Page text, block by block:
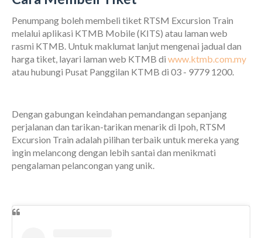
Penumpang boleh membeli tiket RTSM Excursion Train
melalui aplikasi KTMB Mobile (KITS) atau laman web
rasmi KTMB. Untuk maklumat lanjut mengenai jadual dan
harga tiket, layari laman web KTMB di www.ktmb.com.my
atau hubungi Pusat Panggilan KTMB di 03 - 9779 1200.
Dengan gabungan keindahan pemandangan sepanjang
perjalanan dan tarikan-tarikan menarik di Ipoh, RTSM
Excursion Train adalah pilihan terbaik untuk mereka yang
ingin melancong dengan lebih santai dan menikmati
pengalaman pelancongan yang unik.